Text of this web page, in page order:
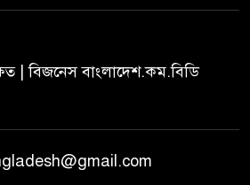
| বিজনেস বাংলাদেশ.কম.বিডি